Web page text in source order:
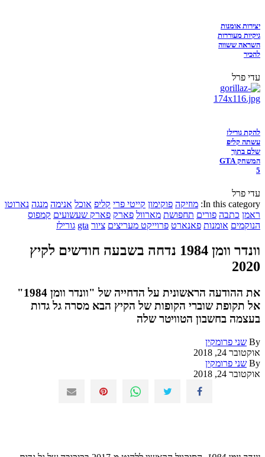
יצירות אומנות
גיקיות מעוררות
השראה ששווה
להכיר
עדי פרל
להקת גורילז
עשתה קליפ
שלם בתוך
המשחק GTA
5
עדי פרל
In this category: מוזיקה פוקימון קייטי פרי קליפ אוכל אנימה מנגה נארוטו
ראמן כתבה פורים תחפושת מארוול פארק פארק שעשועים קמפוס
הנוקמים אומנות פאנארט פרוייקט מעריצים ציור gta גורילז
וונדר וומן 1984 נדחה בשבעה חודשים לקיץ
2020
את ההודעה הראשונית על הדחייה של "וונדר וומן 1984"
אל תקופת שוברי הקופות של הקיץ הבא מסרה גל גדות
בעצמה בחשבון הטוויטר שלה
By שני פרומקין
אוקטובר 24, 2018
By שני פרומקין
אוקטובר 24, 2018